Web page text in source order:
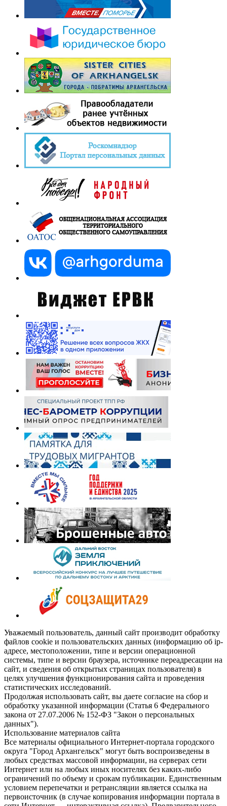
Уважаемый пользователь, данный сайт производит обработку
файлов cookie и пользовательских данных (информацию об ip-
адресе, местоположении, типе и версии операционной
системы, типе и версии браузера, источнике переадресации на
сайт, и сведения об открытых страницах пользователя) в
целях улучшения функционирования сайта и проведения
статистических исследований.
Продолжая использовать сайт, вы даете согласие на сбор и
обработку указанной информации (Статья 6 Федерального
закона от 27.07.2006 № 152-ФЗ "Закон о персональных
данных").
Использование материалов сайта
Все материалы официального Интернет-портала городского
округа "Город Архангельск" могут быть воспроизведены в
любых средствах массовой информации, на серверах сети
Интернет или на любых иных носителях без каких-либо
ограничений по объему и срокам публикации. Единственным
условием перепечатки и ретрансляции является ссылка на
первоисточник (в случае копирования информации портала в